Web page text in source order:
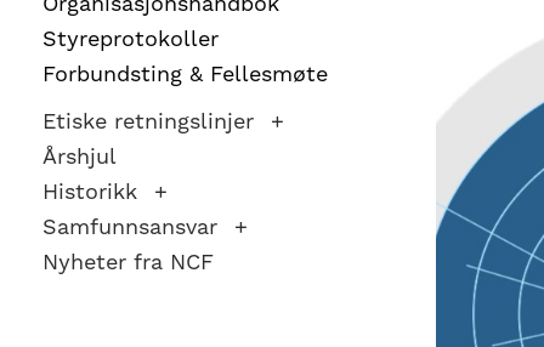
være
en
liten
idrett
nasjonalt
til
å
Styreprotokoller
Forbundsting & Fellesmøte
Etiske retningslinjer
Årshjul
Historikk
Samfunnsansvar
Nyheter fra NCF